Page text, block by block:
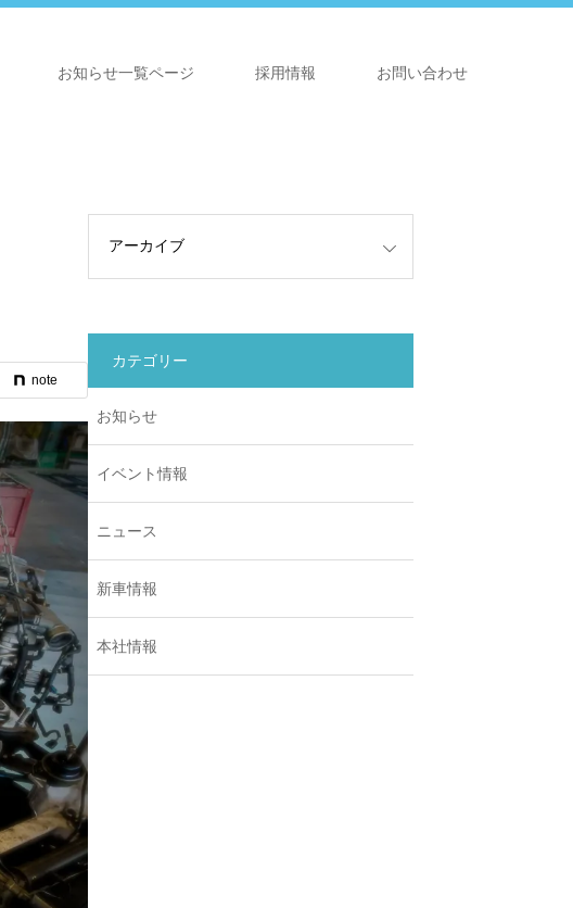
お知らせ一覧ページ 採用情報 お問い合わせ
note
カテゴリー
お知らせ
イベント情報
ニュース
新車情報
本社情報